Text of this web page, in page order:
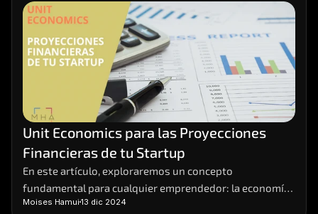
Unit Economics para las Proyecciones
Financieras de tu Startup
En este artículo, exploraremos un concepto
fundamental para cualquier emprendedor: la economía
unitaria, o unit economics, en inglés. Desglosaremos
Moises Hamui 13 dic 2024